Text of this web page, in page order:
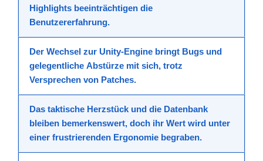
Highlights beeinträchtigen die
Benutzererfahrung.
Der Wechsel zur Unity-Engine bringt Bugs und
gelegentliche Abstürze mit sich, trotz
Versprechen von Patches.
Das taktische Herzstück und die Datenbank
bleiben bemerkenswert, doch ihr Wert wird unter
einer frustrierenden Ergonomie begraben.